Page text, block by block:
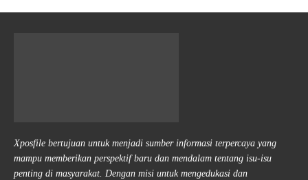
Xposfile bertujuan untuk menjadi sumber informasi terpercaya yang
mampu memberikan perspektif baru dan mendalam tentang isu-isu
penting di masyarakat. Dengan misi untuk mengedukasi dan